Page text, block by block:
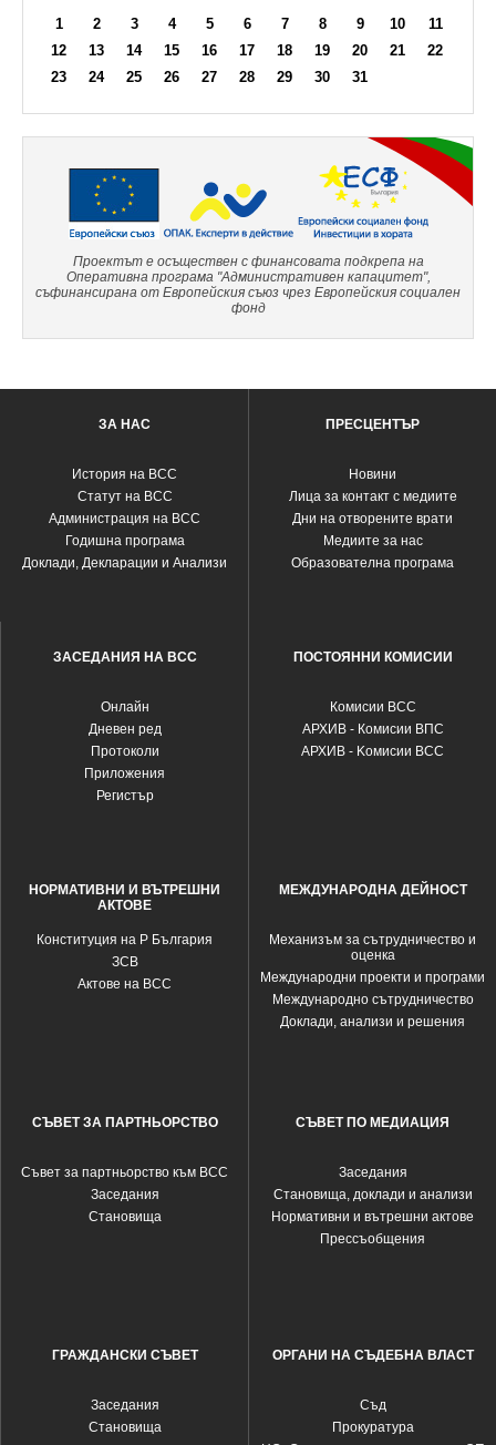
1 2 3 4 5 6 7 8 9 10
11
12
13 14 15 16 17 18 19 20 21
22
23
24 25 26 27 28 29 30 31
Проектът е осъществен с финансовата подкрепа на
Оперативна програма "Административен капацитет",
съфинансирана от Европейския съюз чрез Европейския социален
фонд
ЗА НАС
История на ВСС
Статут на ВСС
Администрация на ВСС
Годишна програма
Доклади, Декларации и Анализи
ПРЕСЦЕНТЪР
Новини
Лица за контакт с медиите
Дни на отворените врати
Медиите за нас
Образователна програма
ЗАСЕДАНИЯ НА ВСС
Oнлайн
Дневен ред
Протоколи
Приложения
Регистър
ПОСТОЯННИ КОМИСИИ
Комисии ВСС
АРХИВ - Комисии ВПС
АРХИВ - Kомисии ВСС
НОРМАТИВНИ И ВЪТРЕШНИ
АКТОВЕ
Конституция на Р България
ЗСВ
Актове на ВСС
МЕЖДУНАРОДНА ДЕЙНОСТ
Механизъм за сътрудничество и
оценка
Международни проекти и програми
Международно сътрудничество
Доклади, анализи и решения
СЪВЕТ ЗА ПАРТНЬОРСТВО
Съвет за партньорство към ВСС
Заседания
Становища
СЪВЕТ ПО МЕДИАЦИЯ
Заседания
Становища, доклади и анализи
Нормативни и вътрешни актове
Прессъобщения
ГРАЖДАНСКИ СЪВЕТ
Заседания
Становища
ОРГАНИ НА СЪДЕБНА ВЛАСТ
Съд
Прокуратура